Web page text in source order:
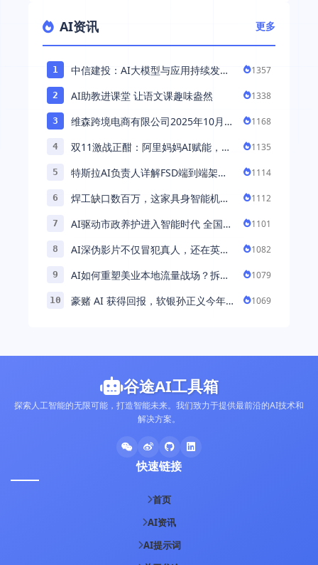
AI资讯 更多
1
中信建投：AI大模型与应用持续发展
1357
2 AI助教进课堂 让语文课趣味盎然 1338
3
维森跨境电商有限公司2025年10月落
1168
4
双11激战正酣：阿里妈妈AI赋能，助
1135
5
特斯拉AI负责人详解FSD端到端架
能 ...
1114
6
焊工缺口数百万，这家具身智能机器
1112
7
AI驱动市政养护进入智能时代 全国首
1101
8
AI深伪影片不仅冒犯真人，还在英国
1082
9
AI如何重塑美业本地流量战场？拆
1079
10
豪赌 AI 获得回报，软银孙正义今年财
1069
谷途AI工具箱
探索人工智能的无限可能，打造智能未来。我们致力于提供最前沿的AI技术和
解决方案。
快速链接
首页
AI资讯
AI提示词